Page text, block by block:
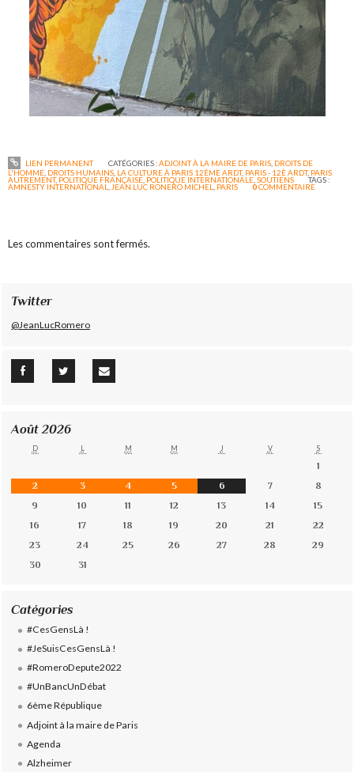
LIEN PERMANENT CATÉGORIES :ADJOINT À LA MAIRE DE PARIS, DROITS DE
L'HOMME DROITS HUMAINS LA CULTURE À PARIS 12ÉME ARDT, PARIS - 12È ARDT, PARIS
AUTREMENT, POLITIQUE FRANÇAISE POLITIQUE INTERNATIONALE ,SOUTIENS TAGS :
AMNESTY INTERNATIONAL JEAN LUC RONERO MICHEL PARIS 0COMMENTAIRE
Les commentaires sont fermés.
Twitter
@JeanLucRomero
Août 2026
D L M M J V S
1
2
3 4 5 6 7
8
9
10 11 12 13 14
15
16
17 18 19 20 21
22
23
24 25 26 27 28
29
30
31
Catégories
#CesGensLà !
#JeSuisCesGensLà !
#RomeroDepute2022
#UnBancUnDébat
6ème République
Adjoint à la maire de Paris
Agenda
Alzheimer